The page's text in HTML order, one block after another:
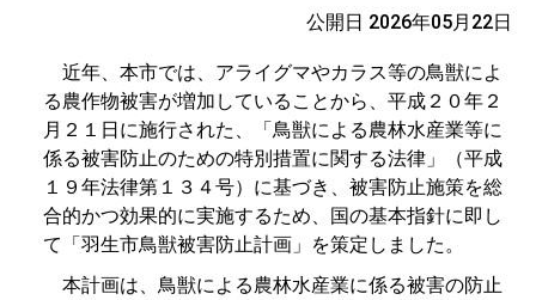
公開日 2026年05月22日
近年、本市では、アライグマやカラス等の鳥獣によ
る農作物被害が増加していることから、平成２０年２
月２１日に施行された、「鳥獣による農林水産業等に
係る被害防止のための特別措置に関する法律」（平成
１９年法律第１３４号）に基づき、被害防止施策を総
合的かつ効果的に実施するため、国の基本指針に即し
て「羽生市鳥獣被害防止計画」を策定しました。
本計画は、鳥獣による農林水産業に係る被害の防止